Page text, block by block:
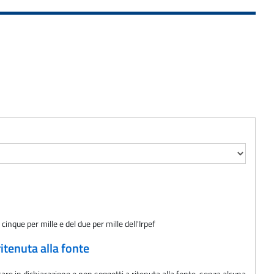
per mille e del due per mille dell'Irpef
alla fonte